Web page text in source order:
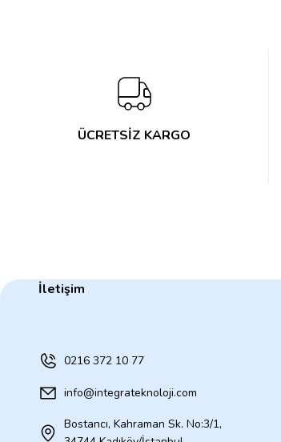
ÜCRETSİZ KARGO
İletişim
0216 372 10 77
info@integrateknoloji.com
Bostancı, Kahraman Sk. No:3/1,